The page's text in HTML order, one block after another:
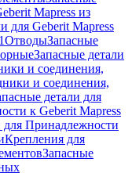
Mapress из
для Geberit Mapress
ОтводыЗапасные
Запасные детали
и соединения,
и соединения,
детали для
к Geberit Mapress
для Принадлежности
Крепления для
Запасные